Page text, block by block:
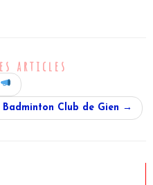
articles
Badminton Club de Gien →